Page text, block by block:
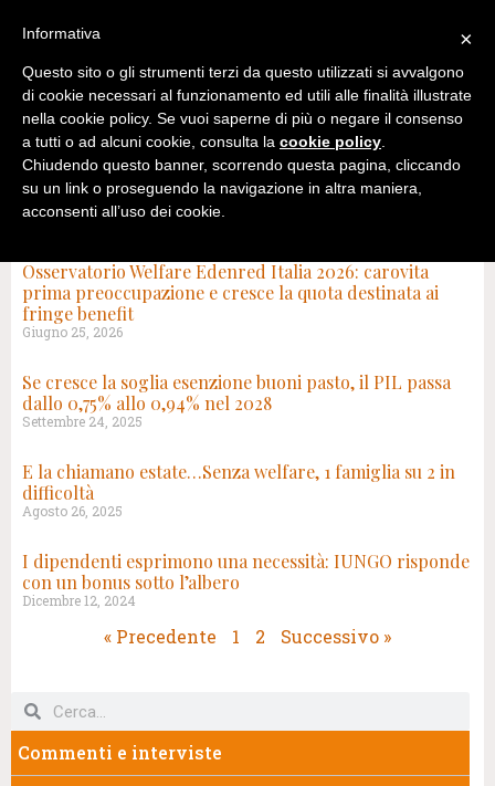
Osservatorio Welfare Edenred Italia 2026: carovita
prima preoccupazione e cresce la quota destinata ai
fringe benefit
Giugno 25, 2026
Se cresce la soglia esenzione buoni pasto, il PIL passa
dallo 0,75% allo 0,94% nel 2028
Settembre 24, 2025
E la chiamano estate…Senza welfare, 1 famiglia su 2 in
difficoltà
Agosto 26, 2025
I dipendenti esprimono una necessità: IUNGO risponde
con un bonus sotto l’albero
Dicembre 12, 2024
« Precedente 1 2 Successivo »
Commenti e interviste
×
Informativa
Questo sito o gli strumenti terzi da questo utilizzati si avvalgono
di cookie necessari al funzionamento ed utili alle finalità illustrate
nella cookie policy. Se vuoi saperne di più o negare il consenso
a tutti o ad alcuni cookie, consulta la cookie policy.
Chiudendo questo banner, scorrendo questa pagina, cliccando
su un link o proseguendo la navigazione in altra maniera,
acconsenti all’uso dei cookie.